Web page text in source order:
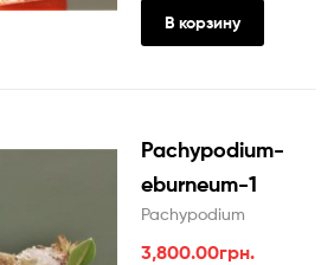
В корзину
Pachypodium-
eburneum-1
Pachypodium
3,800.00грн.